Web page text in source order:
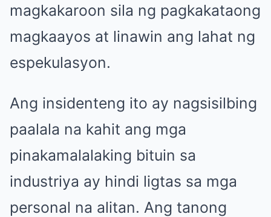
magkakaroon sila ng pagkakataong
magkaayos at linawin ang lahat ng
espekulasyon.
Ang insidenteng ito ay nagsisilbing
paalala na kahit ang mga
pinakamalalaking bituin sa
industriya ay hindi ligtas sa mga
personal na alitan. Ang tanong